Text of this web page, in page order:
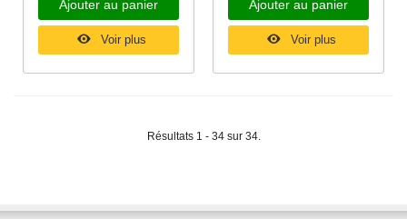
Ajouter au panier
Voir plus
Ajouter au panier
Voir plus
Résultats 1 - 34 sur 34.